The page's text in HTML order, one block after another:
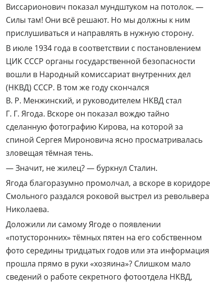
Виссарионович показал мундштуком на потолок. —
Силы там! Они всё решают. Но мы должны к ним
прислушиваться и направлять в нужную сторону.
В июле 1934 года в соответствии с постановлением
ЦИК СССР органы государственной безопасности
вошли в Народный комиссариат внутренних дел
(НКВД) СССР. В том же году скончался
В. Р. Менжинский, и руководителем НКВД стал
Г. Г. Ягода. Вскоре он показал вождю тайно
сделанную фотографию Кирова, на которой за
спиной Сергея Мироновича ясно просматривалась
зловещая тёмная тень.
— Значит, не жилец? — буркнул Сталин.
Ягода благоразумно промолчал, а вскоре в коридоре
Смольного раздался роковой выстрел из револьвера
Николаева.
Доложили ли самому Ягоде о появлении
«потусторонних» тёмных пятен на его собственном
фото середины тридцатых годов или эта информация
прошла прямо в руки «хозяина»? Слишком мало
сведений о работе секретного фотоотдела НКВД,